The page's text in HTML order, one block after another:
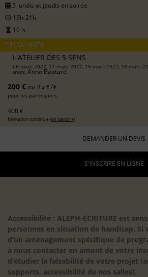
5 lundis et jeudis en soirée
19h-21h
10 h.
DÉCOUVERTE
L'ATELIER DES 5 SENS
08 mars 2027, 11 mars 2027, 15 mars 2027, 18 mars
avec Anne Baatard
200 € ou 3 x 67€
pour les particuliers
400 €
formation continue (en savoir +)
DEMANDER UN DEVIS
S'INSCRIRE EN LIGNE
Accessibilité : ALEPH-ÉCRITURE est
personnes en situation de handicap. Si
d’un aménagement spécifique de
à nous contacter en amont de votre
d’étudier la faisabilité de votre projet
supports, accessibilité de nos salles).